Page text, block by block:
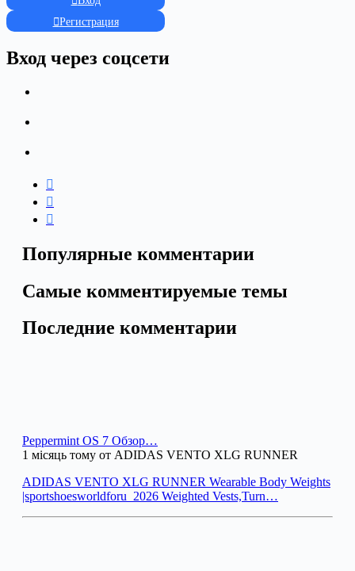
Регистрация
Вход через соцсети
Популярные комментарии
Самые комментируемые темы
Последние комментарии
Peppermint OS 7 Обзор…
1 місяць тому от ADIDAS VENTO XLG RUNNER
ADIDAS VENTO XLG RUNNER Wearable Body Weights
|sportshoesworldforu_2026 Weighted Vests,Turn…